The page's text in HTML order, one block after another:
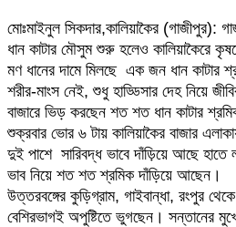
মোঃমাইনুল সিকদার,কালিয়াকৈর (গাজীপুর):
ধান কাটার মৌসুম শুরু হলেও কালিয়াকৈরে
মণ ধানের দামে মিলছে এক জন ধান কাটার
শরীর-মাংস নেই, শুধু হাড্ডিসার দেহ নিয়ে
বাজারে ভিড় করছেন শত শত ধান কাটার
শুক্রবার ভোর ৬ টায় কালিয়াকৈর বাজার
দুই পাশে সারিবদ্ধ ভাবে দাঁড়িয়ে আছে হাতে
ভাব নিয়ে শত শত শ্রমিক দাঁড়িয়ে আছেন।
উত্তরবঙ্গের কুড়িগ্রাম, গাইবান্ধা, রংপুর
বেশিরভাগই অপুষ্টিতে ভুগছেন। সন্তানের